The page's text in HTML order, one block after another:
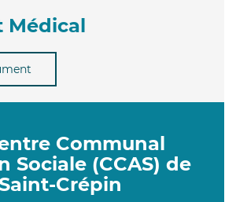
Médical
Communal
Sociale (CCAS) de
Saint-Crépin